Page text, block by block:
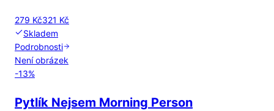
279 Kč321 Kč
Skladem
Podrobnosti
Není obrázek
-13%
Pytlík Nejsem Morning Person